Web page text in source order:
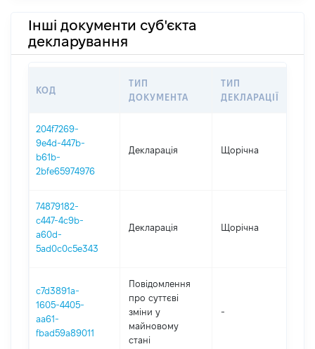
Інші документи суб'єкта
декларування
КОД
ТИП
ДОКУМЕНТА
ТИП
ДЕКЛАРАЦІЇ
204f7269-
9e4d-447b-
b61b-
2bfe65974976
Декларація Щорічна
74879182-
c447-4c9b-
a60d-
5ad0c0c5e343
Декларація Щорічна
c7d3891a-
1605-4405-
aa61-
fbad59a89011
Повідомлення
про суттєві
зміни y
майновому
стані
-